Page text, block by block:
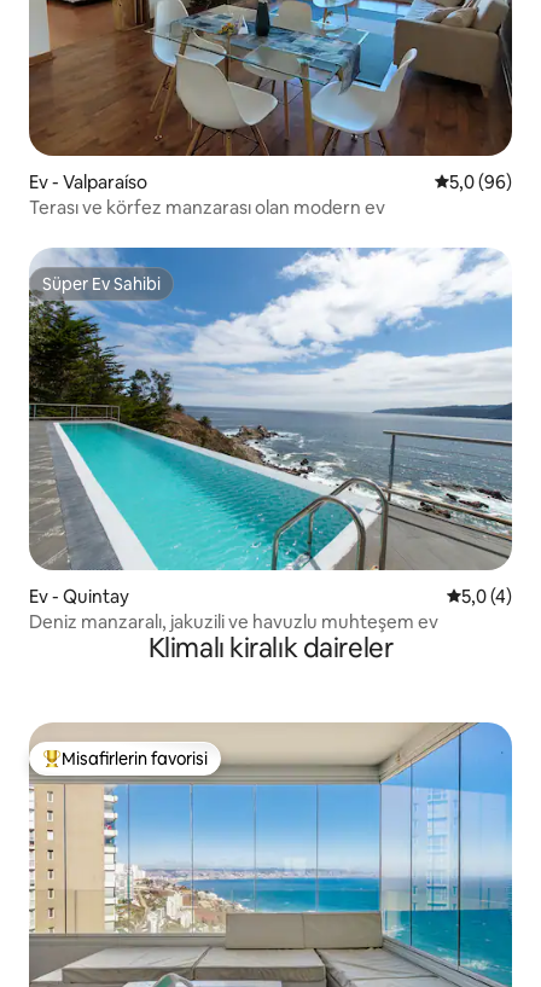
Ev - Valparaíso 5 üzerinden
5,0 (96)
Terası ve körfez manzarası olan modern ev
Süper Ev Sahibi
Süper Ev Sahibi
Ev - Quintay 55,0 (4)
Deniz manzaralı, jakuzili ve havuzlu muhteşem ev
Klimalı kiralık daireler
Misafirlerin favorilerinden en beğenilenler arasında
Misafirlerin favorisi